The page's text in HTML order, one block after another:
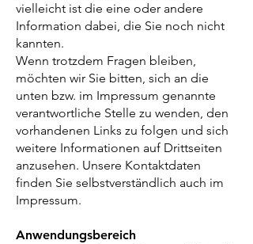
vielleicht ist die eine oder andere
Information dabei, die Sie noch nicht
kannten.
Wenn trotzdem Fragen bleiben,
möchten wir Sie bitten, sich an die
unten bzw. im Impressum genannte
verantwortliche Stelle zu wenden, den
vorhandenen Links zu folgen und sich
weitere Informationen auf Drittseiten
anzusehen. Unsere Kontaktdaten
finden Sie selbstverständlich auch im
Impressum.
Anwendungsbereich